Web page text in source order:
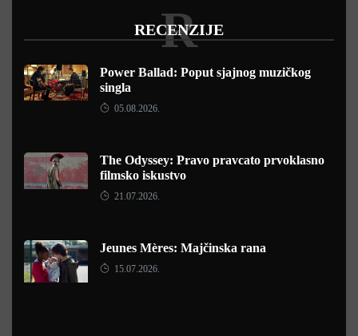
RECENZIJE
R
Power Ballad: Poput sjajnog muzičkog
singla
05.08.2026.
The Odyssey: Pravo pravcato prvoklasno
filmsko iskustvo
21.07.2026.
Jeunes Mères: Majčinska rana
15.07.2026.